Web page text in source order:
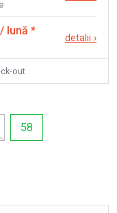
lună *
detalii ›
out
58